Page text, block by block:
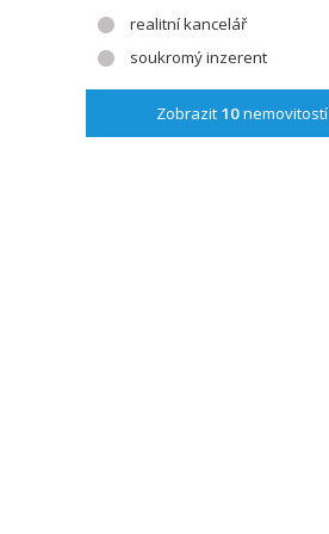
realitní kancelář
soukromý inzerent
Zobrazit 10nemovitostí